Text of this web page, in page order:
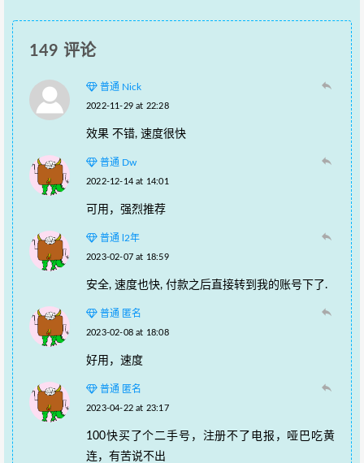
149 评论
普通 Nick
2022-11-29 at 22:28
效果 不错, 速度很快
普通 Dw
2022-12-14 at 14:01
可用，强烈推荐
普通 l2年
2023-02-07 at 18:59
安全, 速度也快, 付款之后直接转到我的账号下了.
普通 匿名
2023-02-08 at 18:08
好用，速度
普通 匿名
2023-04-22 at 23:17
100快买了个二手号，注册不了电报，哑巴吃黄
连，有苦说不出